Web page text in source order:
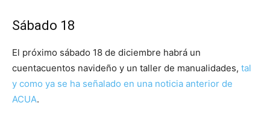
Sábado 18
El próximo sábado 18 de diciembre habrá un
cuentacuentos navideño y un taller de manualidades, tal
y como ya se ha señalado en una noticia anterior de
ACUA.